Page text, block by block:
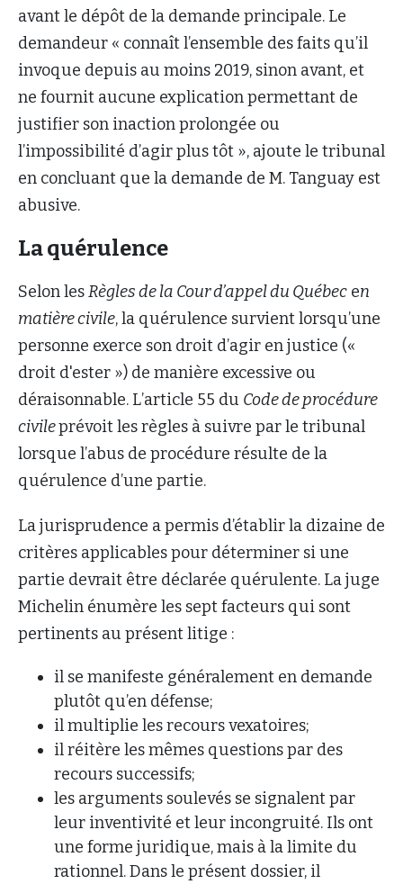
avant le dépôt de la demande principale. Le
demandeur « connaît l’ensemble des faits qu’il
invoque depuis au moins 2019, sinon avant, et
ne fournit aucune explication permettant de
justifier son inaction prolongée ou
l’impossibilité d’agir plus tôt », ajoute le tribunal
en concluant que la demande de M. Tanguay est
abusive.
La quérulence
Selon lesRègles de la Cour d’appel du Québec en
matière civile, la quérulence survient lorsqu’une
personne exerce son droit d’agir en justice («
droit d'ester ») de manière excessive ou
déraisonnable. L’article 55 du Code de procédure
civileprévoit les règles à suivre par le tribunal
lorsque l’abus de procédure résulte de la
quérulence d’une partie.
La jurisprudence a permis d’établir la dizaine de
critères applicables pour déterminer si une
partie devrait être déclarée quérulente. La juge
Michelin énumère les sept facteurs qui sont
pertinents au présent litige :
il se manifeste généralement en demande
plutôt qu’en défense;
il multiplie les recours vexatoires;
il réitère les mêmes questions par des
recours successifs;
les arguments soulevés se signalent par
leur inventivité et leur incongruité. Ils ont
une forme juridique, mais à la limite du
rationnel. Dans le présent dossier, il